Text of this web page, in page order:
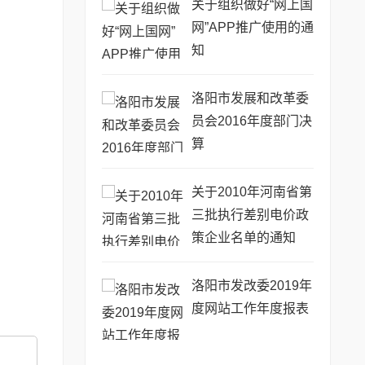
关于组织做好“网上国
网”APP推广使用的通
知
洛阳市发展和改革委
员会2016年度部门决
算
关于2010年河南省第
三批执行差别电价政
策企业名单的通知
洛阳市发改委2019年
度网站工作年度报表